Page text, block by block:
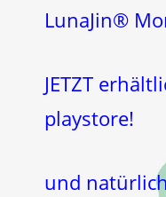
LunaJin®
JETZT
playstore!
und